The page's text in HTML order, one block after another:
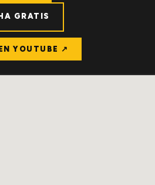
GRATIS
YOUTUBE ↗